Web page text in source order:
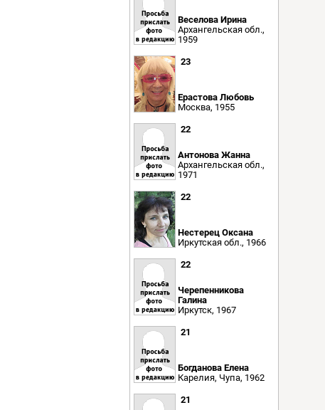
Веселова Ирина
Архангельская обл.,
1959
23
Ерастова Любовь
Москва, 1955
22
Антонова Жанна
Архангельская обл.,
1971
22
Нестерец Оксана
Иркутская обл., 1966
22
Черепенникова
Галина
Иркутск, 1967
21
Богданова Елена
Карелия, Чупа, 1962
21